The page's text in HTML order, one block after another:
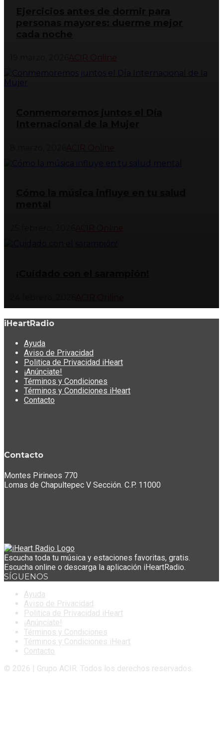
ACIR Online
iHeartRadio
Ayuda
Aviso de Privacidad
Politica de Privacidad iHeart
¡Anúnciate!
Términos y Condiciones
Términos y Condiciones iHeart
Contacto
Contacto
Montes Pirineos 770
Lomas de Chapultepec V Sección. C.P. 11000
Escucha toda tu música y estaciones favoritas, gratis.
Escucha online o descarga la aplicación iHeartRadio.
SÍGUENOS
Ayuda
Aviso de Privacidad
Politica de Privacidad iHeart
¡Anúnciate!
Términos y Condiciones
Términos y Condiciones iHeart
Contacto
© 2026 | Grupo ACIR. Todos los derechos reservados.